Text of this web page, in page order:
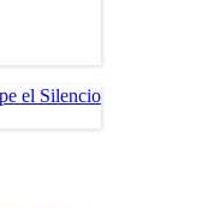
el Silencio